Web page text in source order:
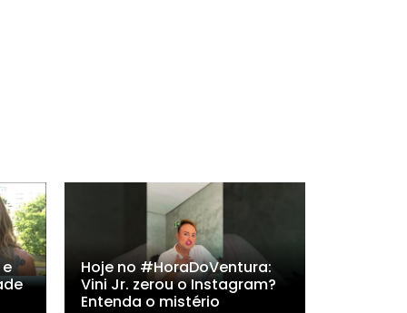
Hoje no #HoraDoVentura:
Vini Jr. zerou o Instagram?
Entenda o mistério